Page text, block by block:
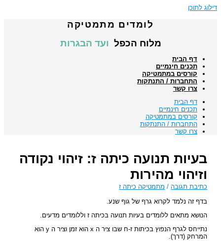
דילוג לתוכן
לומדים מתמטיקה
מלוח הכפל ועד הבגרות
דף הבית
תכנים חינמיים
קורסים במתמטיקה
התחברות / התנתקות
צרו קשר
דף הבית
תכנים חינמיים
קורסים במתמטיקה
התחברות / התנתקות
צרו קשר
בעיות תנועה כיתה ז: זיהוי נקודה
וזיהוי מהירות
כתיבת תגובה / מתמטיקה כיתה ז
בדף זה נלמד לקרוא גרף של גוף שנע.
הנושא מתאים ללומדים בעיות תנועה בכיתה ז וללומדים מדעים.
נתייחס לגרף הנפוץ בכיתות ז-ח שבו ציר ה x הוא זמן וציר ה y הוא
המרחק (דרך).